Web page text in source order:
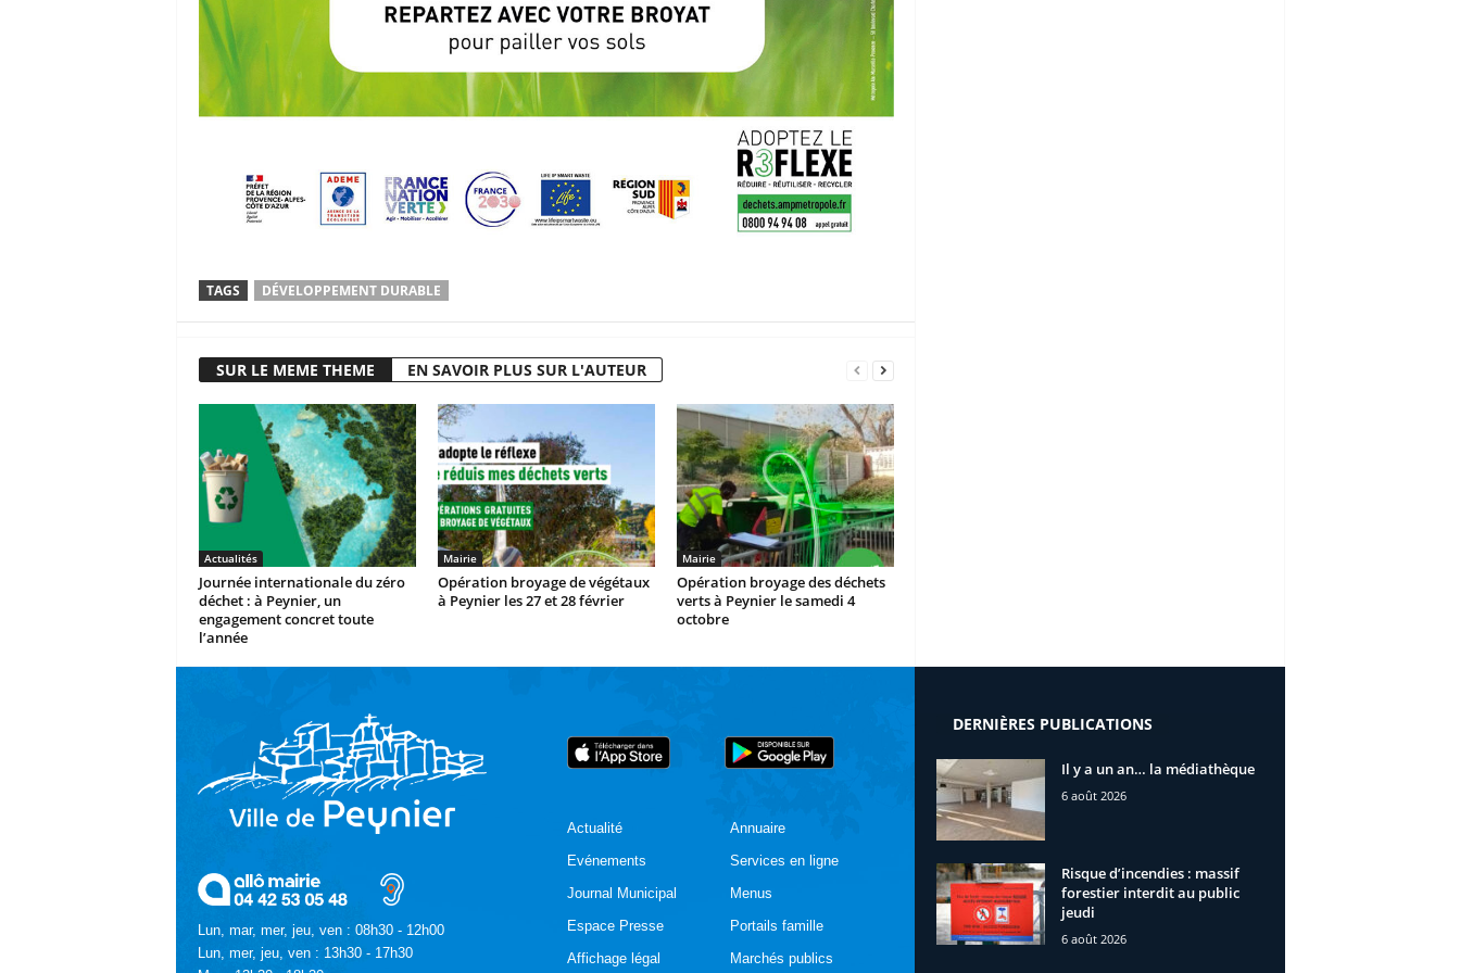
TAGS DÉVELOPPEMENT DURABLE
SUR LE MEME THEME EN SAVOIR PLUS SUR L'AUTEUR
Actualités
Journée internationale du zéro
déchet : à Peynier, un
engagement concret toute
l’année
Mairie
Opération broyage de végétaux
à Peynier les 27 et 28 février
Mairie
Opération broyage des déchets
verts à Peynier le samedi 4
octobre
Lun, mar, mer, jeu, ven : 08h30 - 12h00
Lun, mer, jeu, ven : 13h30 - 17h30
Actualité
Evénements
Journal Municipal
Espace Presse
Affichage légal
Annuaire
Services en ligne
Menus
Portails famille
Marchés publics
DERNIÈRES PUBLICATIONS
Il y a un an… la médiathèque
6 août 2026
Risque d’incendies : massif
forestier interdit au public
jeudi
6 août 2026